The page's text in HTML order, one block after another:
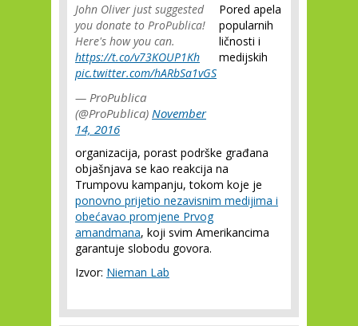
John Oliver just suggested
you donate to ProPublica!
Here's how you can.
https://t.co/v73KOUP1Kh
pic.twitter.com/hARbSa1vGS
— ProPublica
(@ProPublica) November
14, 2016
Pored apela
popularnih
ličnosti i
medijskih
organizacija, porast podrške građana
objašnjava se kao reakcija na
Trumpovu kampanju, tokom koje je
ponovno prijetio nezavisnim medijima i
obećavao promjene Prvog
amandmana, koji svim Amerikancima
garantuje slobodu govora.
Izvor: Nieman Lab